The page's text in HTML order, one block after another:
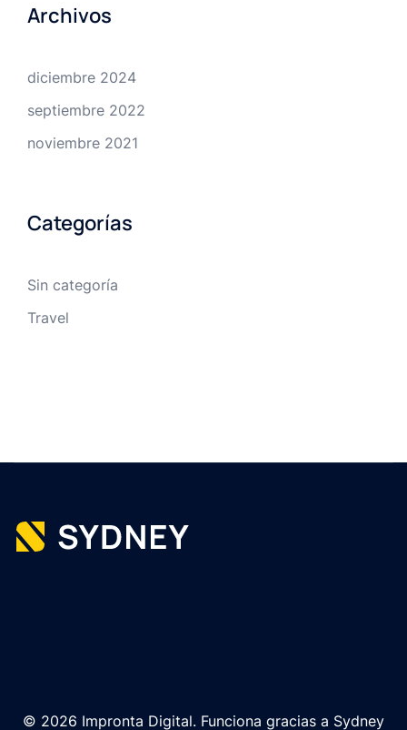
Archivos
diciembre 2024
septiembre 2022
noviembre 2021
Categorías
Sin categoría
Travel
© 2026 Impronta Digital. Funciona gracias a Sydney